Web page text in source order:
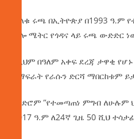
ታላቁ ሩጫ በኢትዮጵያ በ1993 ዓ.ም
ኪሎ ሜትር የጎዳና ላይ ሩጫ ውድድር
በዚህም በዓለም አቀፍ ደረጃ ታዋቂ
በማፍራት የራሱን ድርሻ ማበርከቱም
ዘንድሮም ”የተመጣጠነ ምግብ ለሁሉም
2017 ዓ.ም ለ24ኛ ጊዜ 50 ሺህ